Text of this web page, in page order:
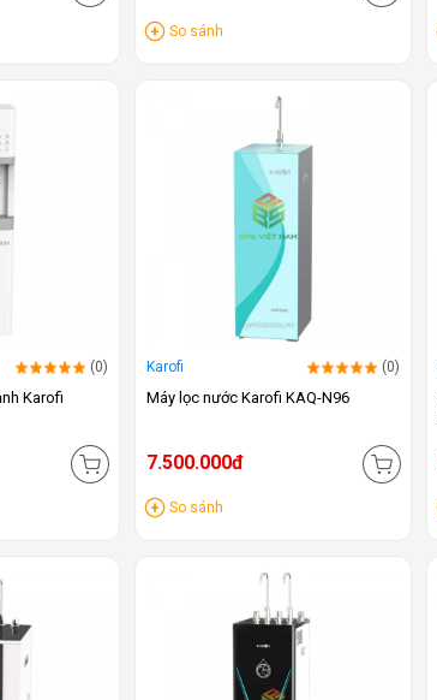
So sánh
(0)
Karofi
Karofi (0)
Máy lọc nước Karofi KAQ-N96
7.500.000đ
So sánh